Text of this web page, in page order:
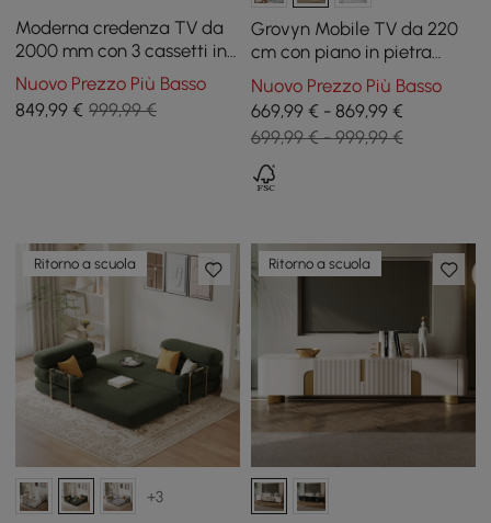
Moderna credenza TV da
2000 mm con 3 cassetti in
bianco crema
Nuovo Prezzo Più Basso
849,99 € 999,99 €
Grovyn Mobile TV da 220
cm con piano in pietra
sinterizzata scanalato e
ampi vani contenitore
Nuovo Prezzo Più Basso
669,99 € - 869,99 €
699,99 € - 999,99 €
Ritorno a scuola
+3
Ritorno a scuola